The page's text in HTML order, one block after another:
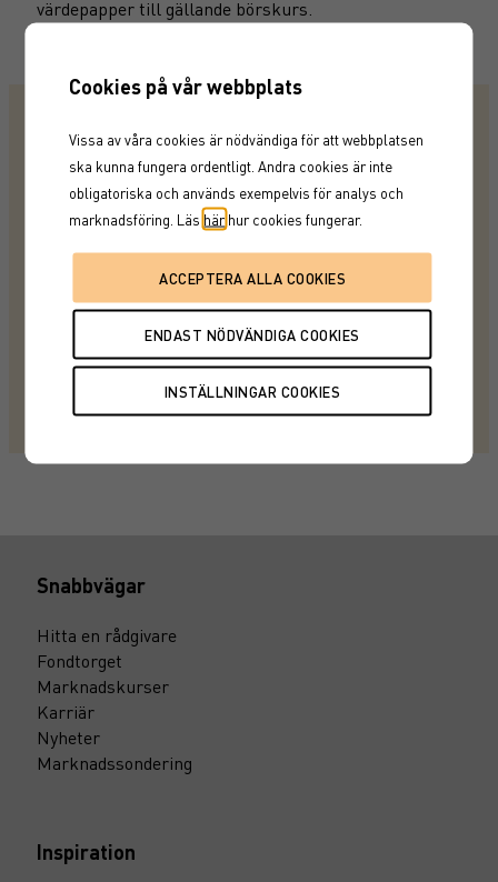
värdepapper till gällande börskurs.
Andrahandsaffärer
Om du har frågor om aktuella kurser eller behöver
hjälp med en order är du välkommen att kontakta oss
på 08-522 550 40.
För att vi ska hinna hantera din affär i tid är det viktigt
att skicka order innan kl. 16:00 på vardagar. Om din
order skickas in efter denna tidpunkt kan vi inte
garantera att den genomförs samma dag.
Skicka din order till: secondarymarket@garantum.se.
Snabbvägar
Hitta en rådgivare
Fondtorget
Marknadskurser
Karriär
Nyheter
Marknadssondering
Inspiration
Cookies på vår webbplats
Vissa av våra cookies är nödvändiga för att webbplatsen
ska kunna fungera ordentligt. Andra cookies är inte
obligatoriska och används exempelvis för analys och
marknadsföring. Läs härhur cookies fungerar.